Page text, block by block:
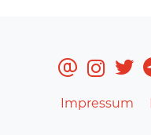
Impressum